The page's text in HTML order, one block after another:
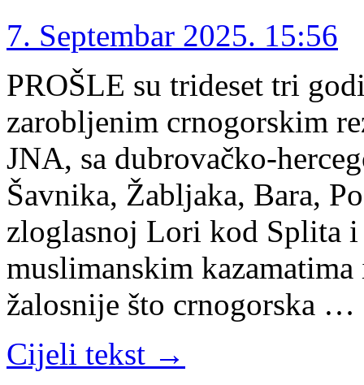
7. Septembar 2025. 15:56
PROŠLE su trideset tri
zarobljenim crnogorskim
JNA, sa dubrovačko-
Šavnika, Žabljaka, Bara,
zloglasnoj Lori kod Splita
muslimanskim
žalosnije što crnogorska …
Cijeli tekst →